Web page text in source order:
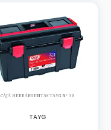
CAJA HERRAMIENTAS TAYG Nº 30
TAYG